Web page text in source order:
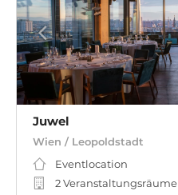
Juwel
Wien / Leopoldstadt
Eventlocation
2 Veranstaltungsräume